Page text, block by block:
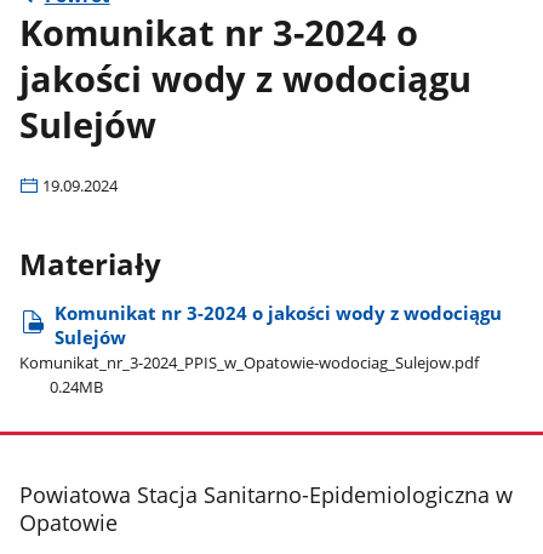
Komunikat nr 3-2024 o
jakości wody z wodociągu
Sulejów
19.09.2024
Materiały
Komunikat nr 3-2024 o jakości wody z wodociągu
Sulejów
Komunikat​_nr​_3-2024​_PPIS​_w​_Opatowie-wodociag​_Sulejow.pdf
0.24MB
stopka
Powiatowa Stacja Sanitarno-Epidemiologiczna w
Opatowie